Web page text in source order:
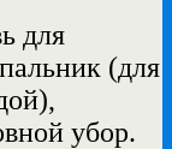
для
(для
убор.